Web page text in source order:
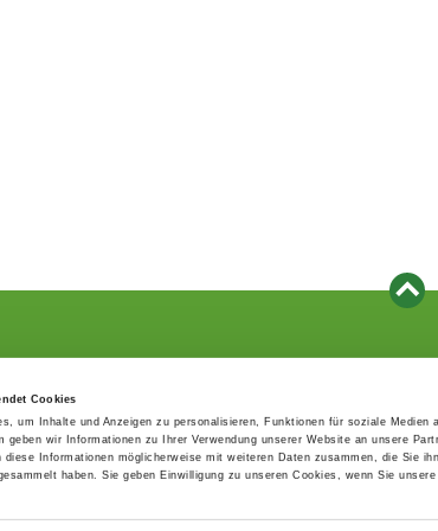
Cookies
um Inhalte und Anzeigen zu personalisieren, Funktionen für soziale
geben wir Informationen zu Ihrer Verwendung unserer Website an unsere
diese Informationen möglicherweise mit weiteren Daten zusammen, die Sie
haben. Sie geben Einwilligung zu unseren Cookies, wenn Sie
Structur
SV magazine
Local groups
Youth
Supra-regional events VDH/
Events calender